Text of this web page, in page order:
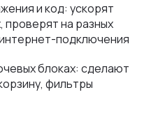
и код: ускорят
проверят на разных
подключения
блоках: сделают
фильтры